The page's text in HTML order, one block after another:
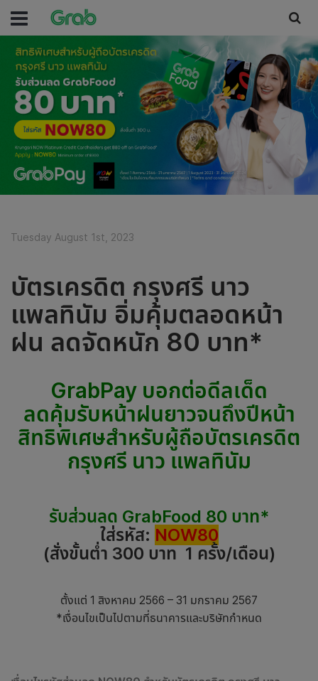
Tuesday August 1st, 2023
บัตรเครดิต กรุงศรี นาว
แพลทินัม อิ่มคุ้มตลอดหน้า
ฝน ลดจัดหนัก 80 บาท*
GrabPay บอกต่อดีลเด็ด
ลดคุ้มรับหน้าฝนยาวจนถึงปีหน้า
สิทธิพิเศษสำหรับผู้ถือบัตรเครดิต
กรุงศรี นาว แพลทินัม
รับส่วนลด GrabFood 80 บาท*
ใส่รหัส: NOW80
(สั่งขั้นต่ำ 300 บาท 1 ครั้ง/เดือน)
ตั้งแต่ 1 สิงหาคม 2566 – 31 มกราคม 2567
*เงื่อนไขเป็นไปตามที่ธนาคารและบริษัทกำหนด